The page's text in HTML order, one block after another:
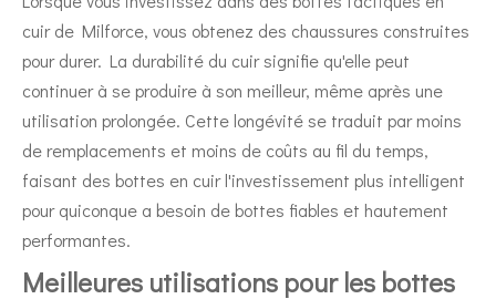
cuir de Milforce, vous obtenez des chaussures construites
pour durer. La durabilité du cuir signifie qu'elle peut
continuer à se produire à son meilleur, même après une
utilisation prolongée. Cette longévité se traduit par moins
de remplacements et moins de coûts au fil du temps,
faisant des bottes en cuir l'investissement plus intelligent
pour quiconque a besoin de bottes fiables et hautement
performantes.
Meilleures utilisations pour les bottes